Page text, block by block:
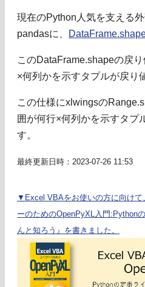
現在のPython人気を支える
pandasに、
このDataFrame.shapeの戻
×何列かを示すタプルが戻り
この仕様にxlwingsの
囲が何行×何列かを示すタプ
す。
最終更新日時：2023-07-26 11:53
▼Excel VBAをお使いの方に向け
ーのためのOpenPyXL入門:Python
んと知ろう』を書きました。